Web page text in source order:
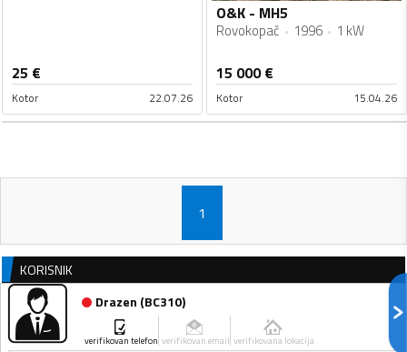
25 €
Kotor 22.07.26
O&K - MH5
Rovokopač 1996 1 kW
15 000€
Kotor 15.04.26
1
KORISNIK
Drazen (BC310)
verifikovan telefon verifikovan email verifikovana lokacija